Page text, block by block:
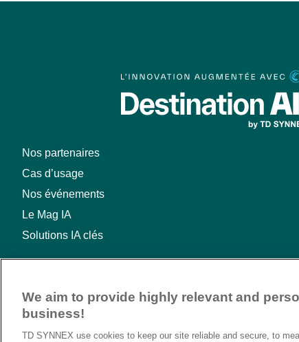
Nos partenaires
Cas d’usage
Nos événements
Le Mag IA
Solutions IA clés
We aim to provide highly relevant and
business!
TD SYNNEX use cookies to keep our site reliable and secure, to